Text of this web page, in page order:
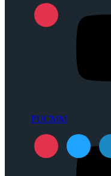
PUCMM